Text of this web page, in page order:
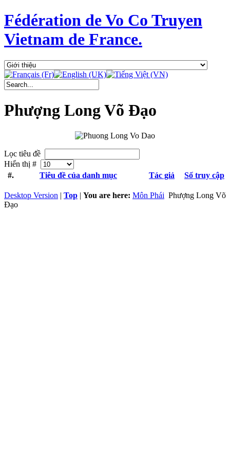
Fédération de Vo Co Truyen
Vietnam de France.
Phượng Long Võ Đạo
Lọc tiêu đề
Hiển thị #
#.
Tiêu đề của danh mục Tác giả Số truy cập
Desktop Version | Top | You are here: Môn Phái Phượng Long Võ
Đạo